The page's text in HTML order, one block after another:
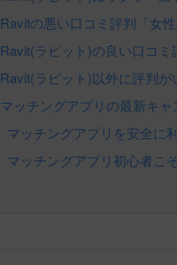
Ravitの悪い口コミ評判「女性
Ravit(ラビット)の良い口コミ
Ravit(ラビット)以外に評判が
マッチングアプリの最新キ
マッチングアプリを安全に
マッチングアプリ初心者こ